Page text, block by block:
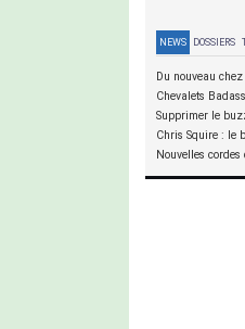
NEWS DOSSIERS
Chevalets